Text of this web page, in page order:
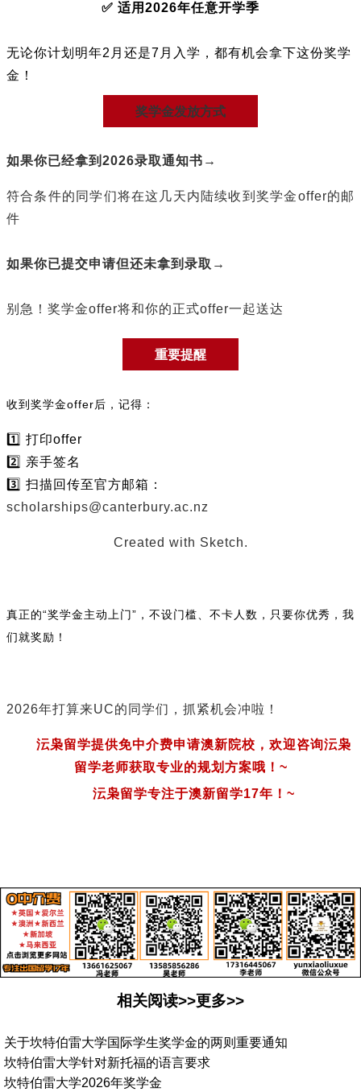
✅ 适用2026年任意开学季
无论你计划明年2月还是7月入学，都有机会拿下这份奖学
金！
奖学金发放方式
如果你已经拿到2026录取通知书→
符合条件的同学们将在这几天内陆续收到奖学金offer的邮
件
如果你已提交申请但还未拿到录取→
别急！奖学金offer将和你的正式offer一起送达
重要提醒
收到奖学金offer后，记得：
1️⃣ 打印offer
2️⃣ 亲手签名
3️⃣ 扫描回传至官方邮箱：
scholarships@canterbury.ac.nz
Created with Sketch.
真正的“奖学金主动上门”，不设门槛、不卡人数，只要你优秀，我
们就奖励！
2026年打算来UC的同学们，抓紧机会冲啦！
沄枭留学提供免中介费申请澳新院校，欢迎咨询沄枭
留学老师获取专业的规划方案哦！ ~
沄枭留学专注于澳新留学17年！ ~
相关阅读>>更多>>
关于坎特伯雷大学国际学生奖学金的两则重要通知
坎特伯雷大学针对新托福的语言要求
坎特伯雷大学2026年奖学金